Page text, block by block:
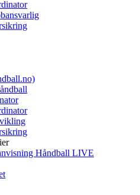
Håndball LIVE